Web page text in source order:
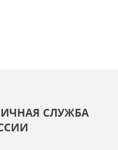
СЛУЖБА